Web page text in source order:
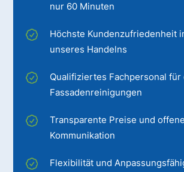
nur 60 Minuten
Höchste Kundenzufriedenheit
unseres Handelns
Qualifiziertes Fachpersonal für
Fassadenreinigungen
Transparente Preise und offene
Kommunikation
Flexibilität und